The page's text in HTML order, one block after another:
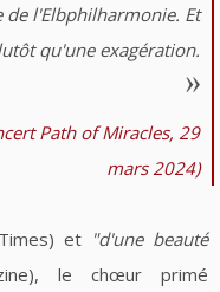
l'Elbphilharmonie. Et
qu'une exagération.
Path of Miracles, 29
mars 2024)
et "d'une beauté
le chœur primé